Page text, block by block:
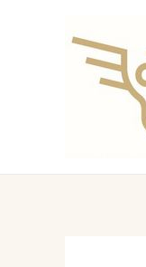
содержимому